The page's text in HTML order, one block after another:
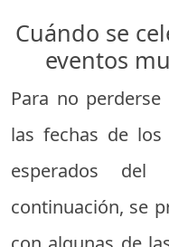
Cuándo se
eventos
Para no
las fechas de
esperados
continuación, se